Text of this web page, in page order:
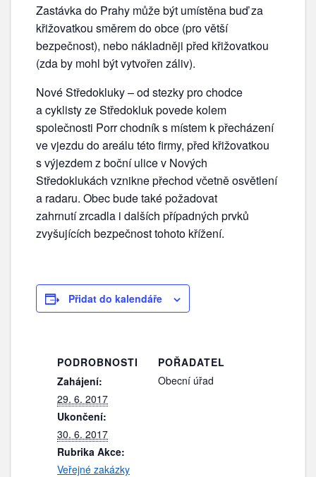
Zastávka do Prahy může být umístěna buď za
křižovatkou směrem do obce (pro větší
bezpečnost), nebo nákladněji před křižovatkou
(zda by mohl být vytvořen záliv).
Nové Středokluky – od stezky pro chodce
a cyklisty ze Středokluk povede kolem
společnosti Porr chodník s místem k přecházení
ve vjezdu do areálu této firmy, před křižovatkou
s výjezdem z boční ulice v Nových
Středoklukách vznikne přechod včetně osvětlení
a radaru. Obec bude také požadovat
zahrnutí zrcadla i dalších případných prvků
zvyšujících bezpečnost tohoto křížení.
Přidat do kalendáře
PODROBNOSTI
Zahájení:
29. 6. 2017
Ukončení:
30. 6. 2017
Rubrika Akce:
Veřejné zakázky
POŘADATEL
Obecní úřad